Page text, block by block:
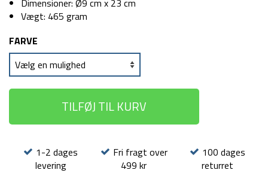
Dimensioner: Ø9 cm x 23 cm
Vægt: 465 gram
FARVE
TILFØJ TIL KURV
1-2 dages
levering
Fri fragt over
499 kr
100 dages
returret